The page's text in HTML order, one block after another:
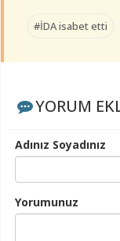
#İDA isabet etti
YORUM
Adınız Soyadınız
Yorumunuz